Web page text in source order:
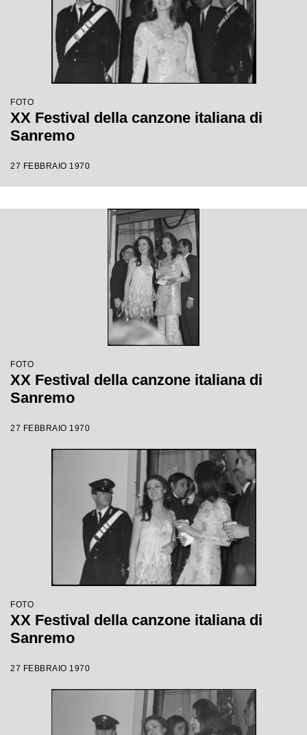
FOTO
XX Festival della canzone italiana di
Sanremo
27 FEBBRAIO 1970
FOTO
XX Festival della canzone italiana di
Sanremo
27 FEBBRAIO 1970
FOTO
XX Festival della canzone italiana di
Sanremo
27 FEBBRAIO 1970